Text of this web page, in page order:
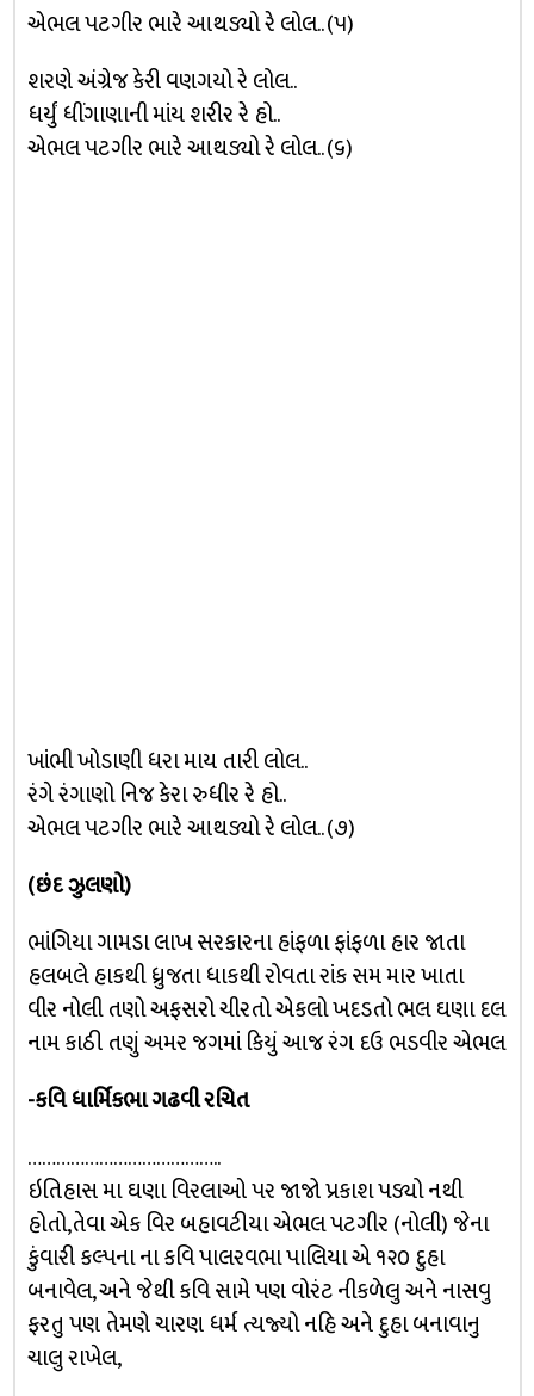
એભલ પટગીર ભારે આથડ્યો રે લોલ.. (૫)
શરણે અંગ્રેજ કેરી વણગયો રે લોલ..
ધર્યું ધીંગાણાની માંય શરીર રે હો..
એભલ પટગીર ભારે આથડ્યો રે લોલ.. (૬)
ખાંભી ખોડાણી ધરા માય તારી લોલ..
રંગે રંગાણો નિજ કેરા રુધીર રે હો..
એભલ પટગીર ભારે આથડ્યો રે લોલ.. (૭)
(છંદ ઝુલણો)
ભાંગિયા ગામડા લાખ સરકારના હાંફળા ફાંફળા હાર જાતા
હલબલે હાકથી ધ્રુજતા ધાકથી રોવતા રાંક સમ માર ખાતા
વીર નોલી તણો અફસરો ચીરતો એકલો ખદડતો ભલ ઘણા દલ
નામ કાઠી તણું અમર જગમાં કિયું આજ રંગ દઉ ભડવીર એભલ
-કવિ ધાર્મિકભા ગઢવી રચિત
…………………………………..
ઇતિહાસ મા ઘણા વિરલાઓ પર જાજો પ્રકાશ પડ્યો નથી
હોતો,તેવા એક વિર બહાવટીયા એભલ પટગીર (નોલી) જેના
કુંવારી કલ્પના ના કવિ પાલરવભા પાલિયા એ ૧૨૦ દુહા
બનાવેલ, અને જેથી કવિ સામે પણ વોરંટ નીકળેલુ અને નાસવુ
ફરતુ પણ તેમણે ચારણ ધર્મ ત્યજ્યો નહિ અને દુહા બનાવાનુ
ચાલુ રાખેલ,